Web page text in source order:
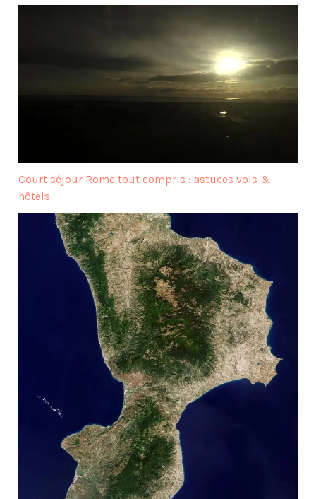
Court séjour Rome tout compris : astuces vols &
hôtels